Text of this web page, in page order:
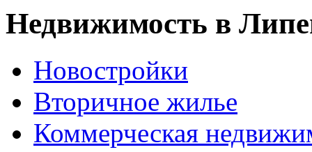
Недвижимость в
Новостройки
Вторичное жилье
Коммерческая